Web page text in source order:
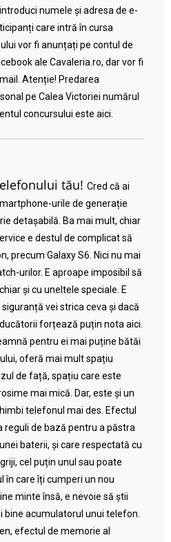
numele și adresa de e-
care intră în cursa
vor fi anunțați pe contul de
ale Cavaleria.ro, dar vor fi
Atenție! Predarea
pe Calea Victoriei numărul
concursului este aici.
tău! Cred că ai
urile de generație
detașabilă. Ba mai mult, chiar
e destul de complicat să
precum Galaxy S6. Nici nu mai
urilor. E aproape imposibil să
și cu uneltele speciale. E
vei strica ceva și dacă
forțează puțin nota aici.
pentru ei mai puține bătăi
oferă mai mult spațiu
de față, spațiu care este
mai mică. Dar, este și un
telefonul mai des. Efectul
reguli de bază pentru a păstra
baterii, și care respectată cu
cel puțin unul sau poate
în care îți cumperi un nou
minte însă, e nevoie să știi
acumulatorul unui telefon.
efectul de memorie al